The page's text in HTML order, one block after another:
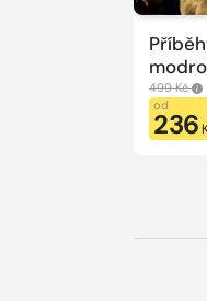
499 Kč
od
236